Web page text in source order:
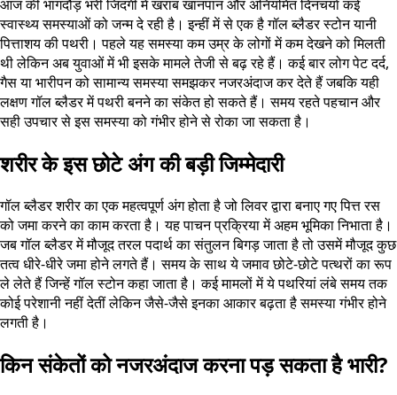
आज की भागदौड़ भरी जिंदगी में खराब खानपान और अनियमित दिनचर्या कई
स्वास्थ्य समस्याओं को जन्म दे रही है। इन्हीं में से एक है गॉल ब्लैडर स्टोन यानी
पित्ताशय की पथरी। पहले यह समस्या कम उम्र के लोगों में कम देखने को मिलती
थी लेकिन अब युवाओं में भी इसके मामले तेजी से बढ़ रहे हैं। कई बार लोग पेट दर्द,
गैस या भारीपन को सामान्य समस्या समझकर नजरअंदाज कर देते हैं जबकि यही
लक्षण गॉल ब्लैडर में पथरी बनने का संकेत हो सकते हैं। समय रहते पहचान और
सही उपचार से इस समस्या को गंभीर होने से रोका जा सकता है।
शरीर के इस छोटे अंग की बड़ी जिम्मेदारी
गॉल ब्लैडर शरीर का एक महत्वपूर्ण अंग होता है जो लिवर द्वारा बनाए गए पित्त रस
को जमा करने का काम करता है। यह पाचन प्रक्रिया में अहम भूमिका निभाता है।
जब गॉल ब्लैडर में मौजूद तरल पदार्थ का संतुलन बिगड़ जाता है तो उसमें मौजूद कुछ
तत्व धीरे-धीरे जमा होने लगते हैं। समय के साथ ये जमाव छोटे-छोटे पत्थरों का रूप
ले लेते हैं जिन्हें गॉल स्टोन कहा जाता है। कई मामलों में ये पथरियां लंबे समय तक
कोई परेशानी नहीं देतीं लेकिन जैसे-जैसे इनका आकार बढ़ता है समस्या गंभीर होने
लगती है।
किन संकेतों को नजरअंदाज करना पड़ सकता है भारी?